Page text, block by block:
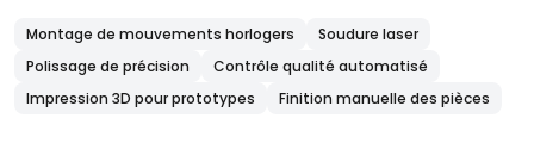
Montage de mouvements horlogers
Soudure laser
Polissage de précision
Contrôle qualité automatisé
Impression 3D pour prototypes
Finition manuelle des pièces